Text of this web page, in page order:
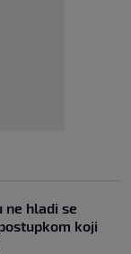
ne hladi se
koji